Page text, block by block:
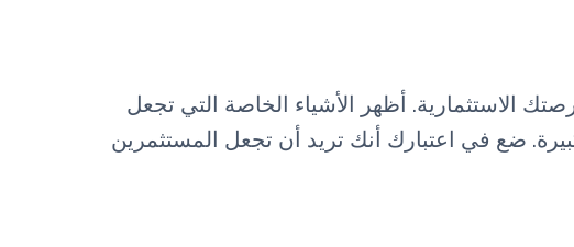
الاستثمارية. أظهر الأشياء الخاصة التي تجعل
ضع في اعتبارك أنك تريد أن تجعل المستثمرين